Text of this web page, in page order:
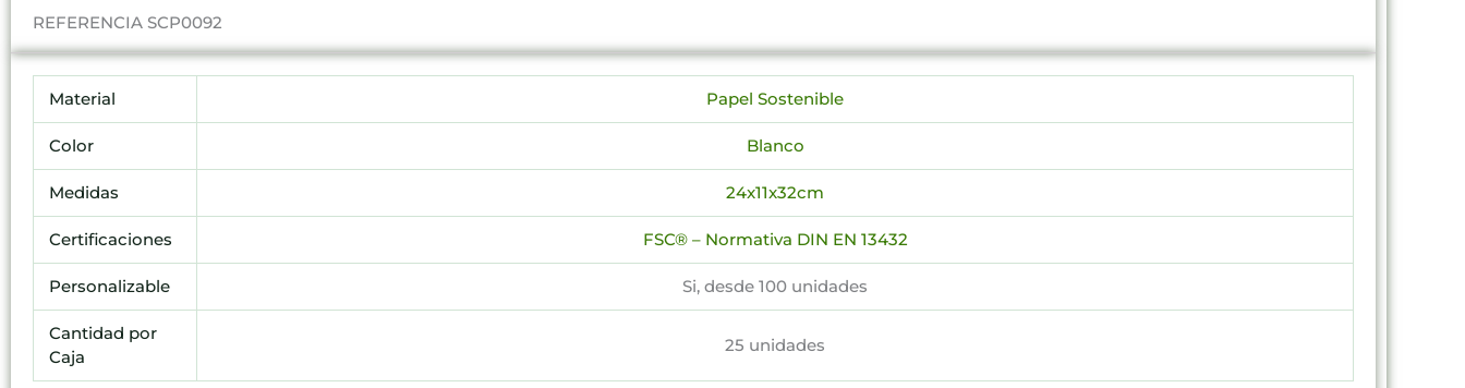
REFERENCIA SCP0092
Material Papel Sostenible
Color Blanco
Medidas 24x11x32cm
Certificaciones FSC® – Normativa DIN EN 13432
Personalizable Si, desde 100 unidades
Cantidad por
Caja
25 unidades